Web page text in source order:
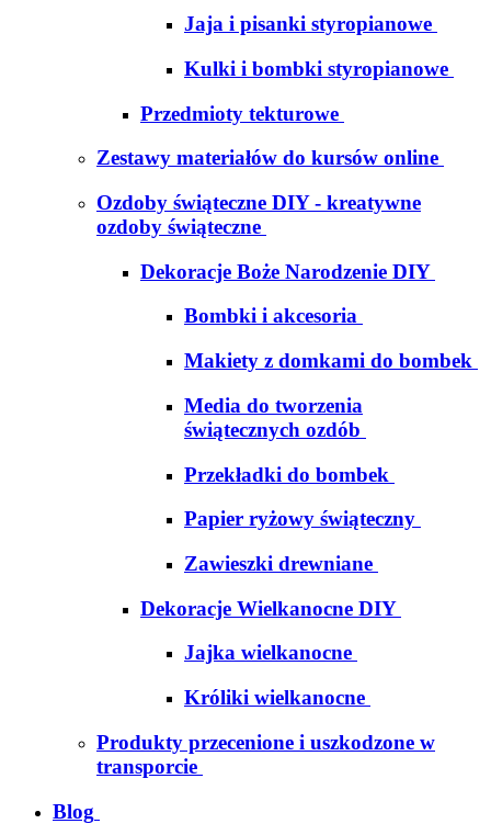
Jaja i pisanki styropianowe
Kulki i bombki styropianowe
Przedmioty tekturowe
Zestawy materiałów do kursów online
Ozdoby świąteczne DIY - kreatywne
ozdoby świąteczne
Dekoracje Boże Narodzenie DIY
Bombki i akcesoria
Makiety z domkami do bombek
Media do tworzenia
świątecznych ozdób
Przekładki do bombek
Papier ryżowy świąteczny
Zawieszki drewniane
Dekoracje Wielkanocne DIY
Jajka wielkanocne
Króliki wielkanocne
Produkty przecenione i uszkodzone w
transporcie
Blog